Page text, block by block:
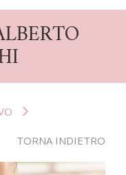
TORNA INDIETRO